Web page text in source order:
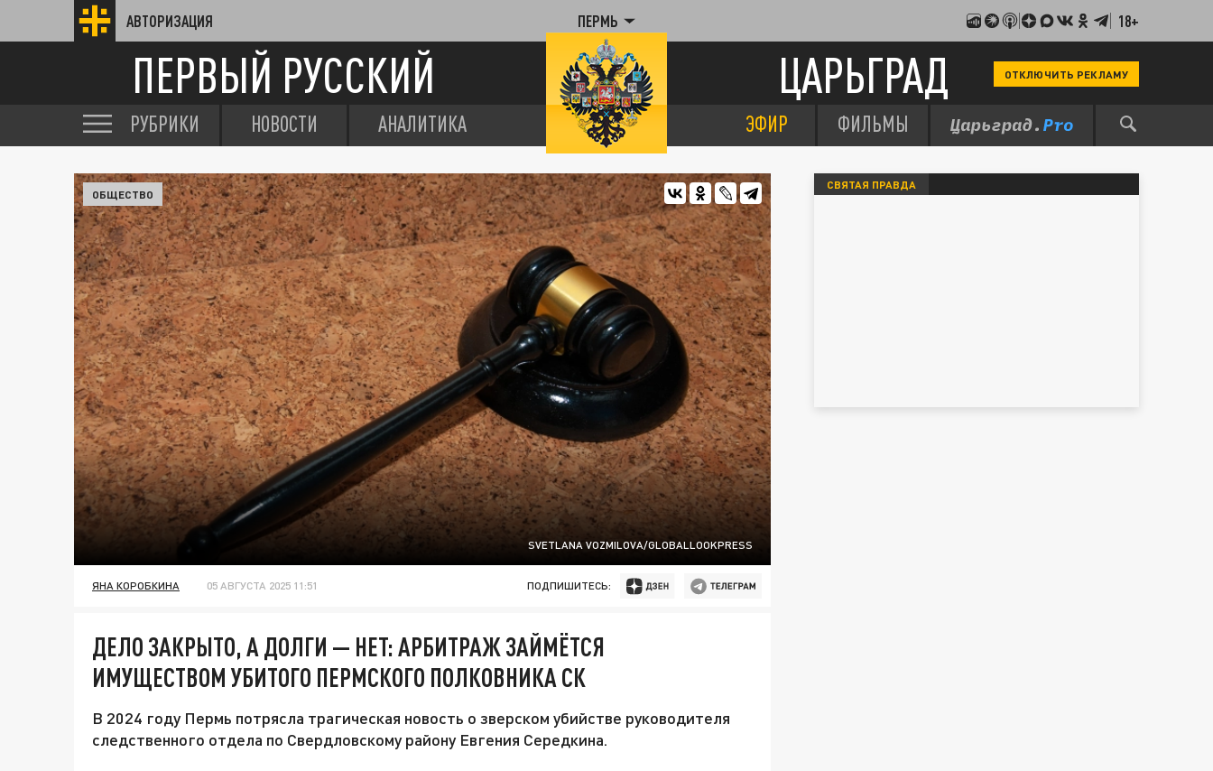
АВТОРИЗАЦИЯ ПЕРМЬ 18+
ПЕРВЫЙ РУССКИЙ ЦАРЬГРАД ОТКЛЮЧИТЬ РЕКЛАМУ
РУБРИКИ НОВОСТИ АНАЛИТИКА ЭФИР ФИЛЬМЫ
SVETLANA VOZMILOVA/GLOBALLOOKPRESS
ОБЩЕСТВО
ЯНА КОРОБКИНА 05 АВГУСТА 2025 11:51 ПОДПИШИТЕСЬ:
ДЕЛО ЗАКРЫТО, А ДОЛГИ — НЕТ: АРБИТРАЖ ЗАЙМЁТСЯ
ИМУЩЕСТВОМ УБИТОГО ПЕРМСКОГО ПОЛКОВНИКА СК
В 2024 году Пермь потрясла трагическая новость о зверском убийстве руководителя
следственного отдела по Свердловскому району Евгения Середкина.
СВЯТАЯ ПРАВДА